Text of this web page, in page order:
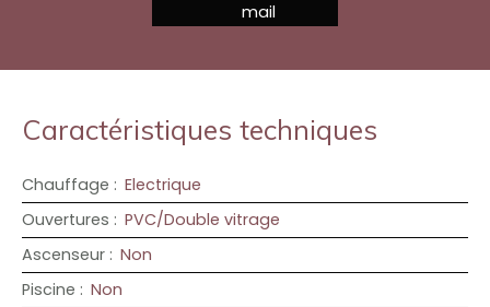
mail
Caractéristiques techniques
Chauffage : Electrique
Ouvertures : PVC/Double vitrage
Ascenseur : Non
Piscine : Non